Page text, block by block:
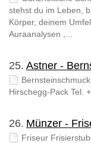
stehst du im Leben,
Körper, deinem
Auraanalysen ,...
25. Astner -
Hirschegg-Pack Tel.
26. Münzer -
Friseur